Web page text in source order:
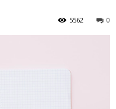
0
5562